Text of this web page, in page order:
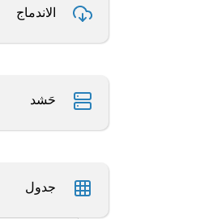
الاندماج
حَشد
جدول